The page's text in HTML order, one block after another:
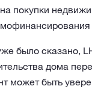
покупки
было сказано,
дома
может быть